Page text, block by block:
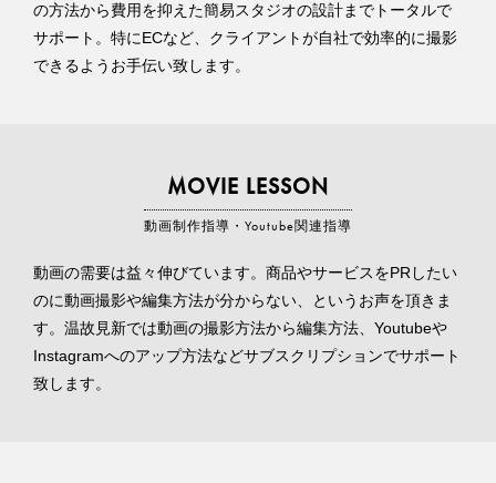
の方法から費用を抑えた簡易スタジオの設計までトータルで
サポート。特にECなど、クライアントが自社で効率的に撮影
できるようお手伝い致します。
MOVIE LESSON
動画制作指導・Youtube関連指導
動画の需要は益々伸びています。商品やサービスをPRしたい
のに動画撮影や編集方法が分からない、というお声を頂きま
す。温故見新では動画の撮影方法から編集方法、Youtubeや
Instagramへのアップ方法などサブスクリプションでサポート
致します。